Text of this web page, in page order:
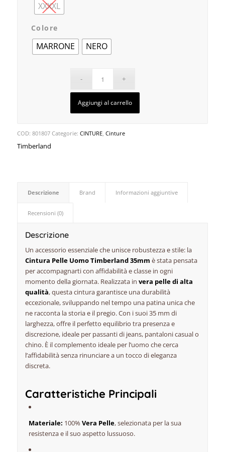
XXXXL
Colore
MARRONE NERO
Aggiungi al carrello
COD: 801807 Categorie: CINTURE, Cinture
Timberland
Descrizione Brand Informazioni aggiuntive
Recensioni (0)
Descrizione
Un accessorio essenziale che unisce robustezza e stile: la
Cintura Pelle Uomo Timberland 35mm è stata pensata
per accompagnarti con affidabilità e classe in ogni
momento della giornata. Realizzata in vera pelle di alta
qualità, questa cintura garantisce una durabilità
eccezionale, sviluppando nel tempo una patina unica che
ne racconta la storia e il pregio. Con i suoi 35 mm di
larghezza, offre il perfetto equilibrio tra presenza e
discrezione, ideale per passanti di jeans, pantaloni casual o
chino. È il complemento ideale per l’uomo che cerca
l’affidabilità senza rinunciare a un tocco di eleganza
discreta.
Caratteristiche Principali
Materiale: 100% Vera Pelle, selezionata per la sua
resistenza e il suo aspetto lussuoso.